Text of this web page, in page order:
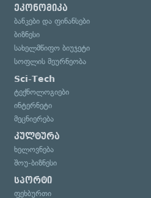
ეკონომიკა
ბანკები და ფინანსები
ბიზნესი
სახელმწიფო ბიუჯეტი
სოფლის მეურნეობა
Sci-Tech
ტექნოლოგიები
ინტერნეტი
მეცნიერება
კულტურა
ხელოვნება
შოუ-ბიზნესი
სპორტი
ფეხბურთი